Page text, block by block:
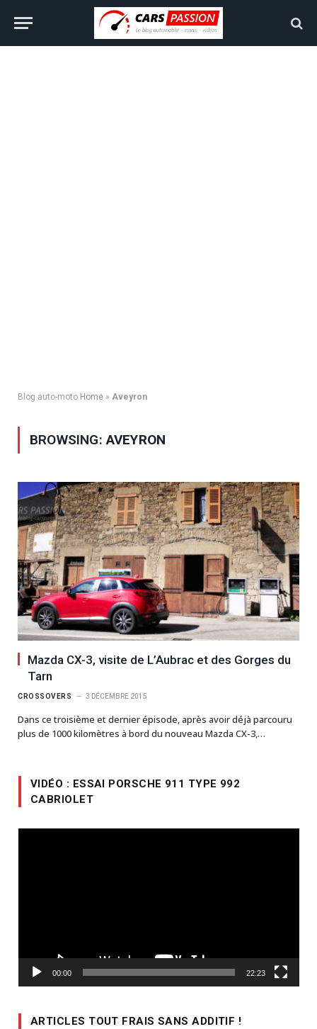
Blog auto-moto Home » Aveyron
BROWSING:AVEYRON
Mazda CX-3, visite de L’Aubrac et des Gorges du
Tarn
CROSSOVERS 3 DÉCEMBRE 2015
Dans ce troisième et dernier épisode, après avoir déjà parcouru
plus de 1000 kilomètres à bord du nouveau Mazda CX-3,…
VIDÉO : ESSAI PORSCHE 911 TYPE 992
CABRIOLET
00:00 22:23
ARTICLES TOUT FRAIS SANS ADDITIF !